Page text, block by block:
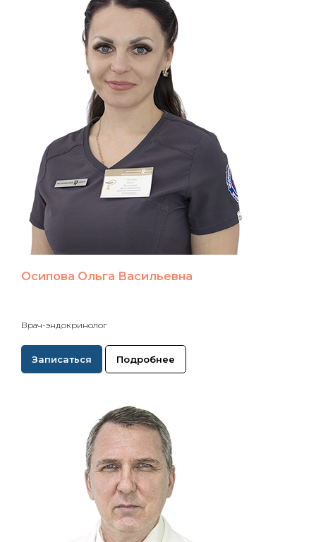
Осипова Ольга Васильевна
Врач-эндокринолог
Записаться Подробнее